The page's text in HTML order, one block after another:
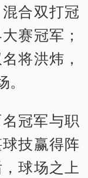
合双打冠
赛冠军；
将洪炜，
冠军与职
技赢得阵
球场之上